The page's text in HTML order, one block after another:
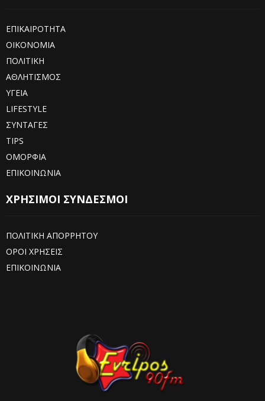
ΕΠΙΚΑΙΡΟΤΗΤΑ
ΟΙΚΟΝΟΜΙΑ
ΠΟΛΙΤΙΚΗ
ΑΘΛΗΤΙΣΜΟΣ
ΥΓΕΙΑ
LIFESTYLE
ΣΥΝΤΑΓΕΣ
TIPS
ΟΜΟΡΦΙΑ
ΕΠΙΚΟΙΝΩΝΙΑ
ΧΡΗΣΙΜΟΙ ΣΥΝΔΕΣΜΟΙ
ΠΟΛΙΤΙΚΗ ΑΠΟΡΡΗΤΟΥ
ΟΡΟΙ ΧΡΗΣΕΙΣ
ΕΠΙΚΟΙΝΩΝΙΑ